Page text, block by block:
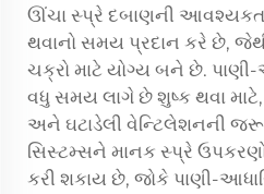
ઊંચા સ્પ્રે દબાણની
થવાનો સમય પ્રદાન કરે છે,
ચક્રો માટે યોગ્ય બને છે. પાણી-
વધુ સમય લાગે છે શુષ્ક થવા
અને ઘટાડેલી વેન્ટિલેશનની
સિસ્ટમ્સને માનક સ્પ્રે
કરી શકાય છે, જોકે પાણી-